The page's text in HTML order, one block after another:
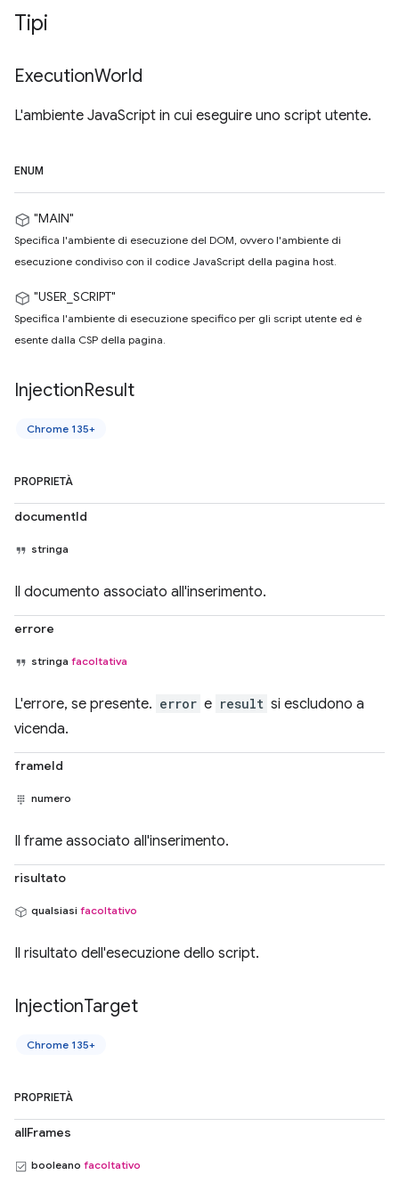
Tipi
ExecutionWorld
L'ambiente JavaScript in cui eseguire uno script utente.
ENUM
"MAIN"
Specifica l'ambiente di esecuzione del DOM, ovvero l'ambiente di
esecuzione condiviso con il codice JavaScript della pagina host.
"USER_SCRIPT"
Specifica l'ambiente di esecuzione specifico per gli script utente ed è
esente dalla CSP della pagina.
InjectionResult
Chrome 135+
PROPRIETÀ
documentId
stringa
Il documento associato all'inserimento.
errore
stringa facoltativa
L'errore, se presente. error e result si escludono a
vicenda.
frameId
numero
Il frame associato all'inserimento.
risultato
qualsiasi facoltativo
Il risultato dell'esecuzione dello script.
InjectionTarget
Chrome 135+
PROPRIETÀ
allFrames
booleano facoltativo